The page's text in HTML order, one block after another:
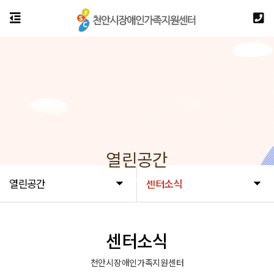
열린공간 센터소식
열린공간
센터소식
천안시장애인가족지원센터